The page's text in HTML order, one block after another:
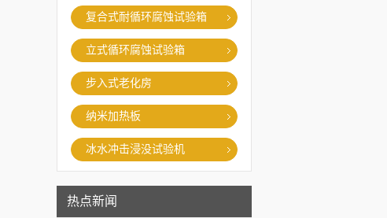
复合式耐循环腐蚀试验箱
立式循环腐蚀试验箱
步入式老化房
纳米加热板
冰水冲击浸没试验机
热点新闻